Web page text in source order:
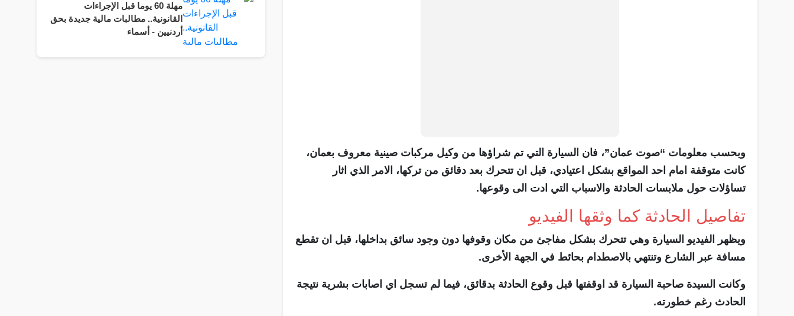
وبحسب معلومات “صوت عمان”، فان السيارة التي تم شراؤها من وكيل مركبات صينية معروف بعمان،
كانت متوقفة امام احد المواقع بشكل اعتيادي، قبل ان تتحرك بعد دقائق من تركها، الامر الذي اثار
تساؤلات حول ملابسات الحادثة والاسباب التي ادت الى وقوعها.
تفاصيل الحادثة كما وثقها الفيديو
ويظهر الفيديو السيارة وهي تتحرك بشكل مفاجئ من مكان وقوفها دون وجود سائق بداخلها، قبل ان تقطع
مسافة عبر الشارع وتنتهي بالاصطدام بحائط في الجهة الأخرى.
وكانت السيدة صاحبة السيارة قد اوقفتها قبل وقوع الحادثة بدقائق، فيما لم تسجل اي اصابات بشرية نتيجة
الحادث رغم خطورته.
مهلة 60 يوما قبل الإجراءات
القانونية.. مطالبات مالية جديدة بحق
أردنيين - أسماء